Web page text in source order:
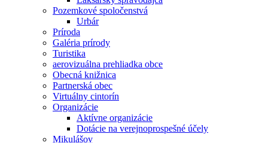
Pozemkové spoločenstvá
Urbár
Príroda
Galéria prírody
Turistika
aerovizuálna prehliadka obce
Obecná knižnica
Partnerská obec
Virtuálny cintorín
Organizácie
Aktívne organizácie
Dotácie na verejnoprospešné účely
Mikulášov